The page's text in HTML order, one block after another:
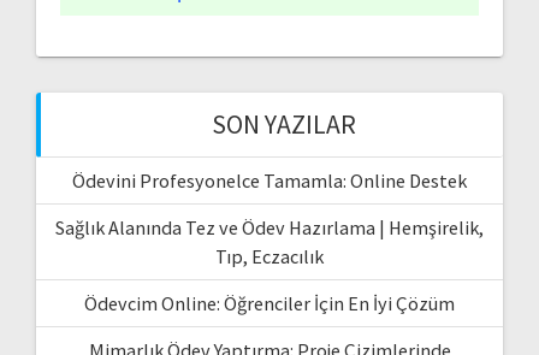
SON YAZILAR
Ödevini Profesyonelce Tamamla: Online Destek
Sağlık Alanında Tez ve Ödev Hazırlama | Hemşirelik,
Tıp, Eczacılık
Ödevcim Online: Öğrenciler İçin En İyi Çözüm
Mimarlık Ödev Yaptırma: Proje Çizimlerinde